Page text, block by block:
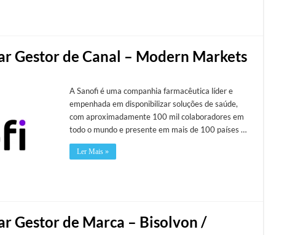
Gestor de Canal – Modern Markets
A Sanofi é uma companhia farmacêutica líder e
empenhada em disponibilizar soluções de saúde,
com aproximadamente 100 mil colaboradores em
todo o mundo e presente em mais de 100 países …
Ler Mais »
Gestor de Marca – Bisolvon /